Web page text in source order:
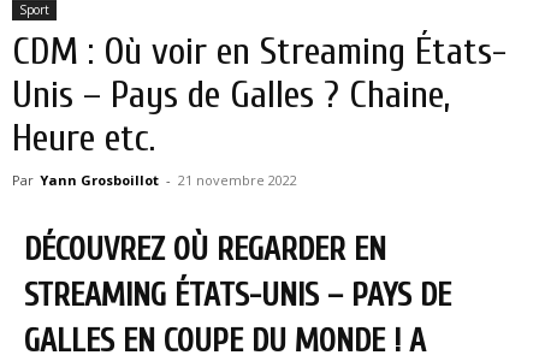
Sport
CDM : Où voir en Streaming États-
Unis – Pays de Galles ? Chaine,
Heure etc.
Par Yann Grosboillot - 21 novembre 2022
DÉCOUVREZ OÙ REGARDER EN
STREAMING ÉTATS-UNIS – PAYS DE
GALLES EN COUPE DU MONDE ! A